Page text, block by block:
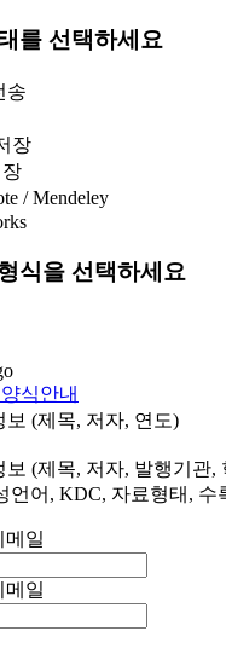
를 선택하세요
송
장
장
/ Mendeley
식을 선택하세요
식안내
보 (제목, 저자, 연도)
보 (제목, 저자, 발행기관,
언어, KDC, 자료형태, 수
메일
메일